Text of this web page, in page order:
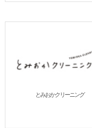
とみおかクリーニング